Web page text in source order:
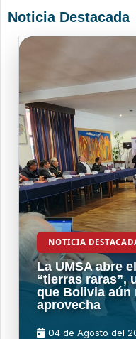
Noticia Destacada
NOTICIA
La UMSA abre
“tierras raras”,
que Bolivia aún
aprovecha
04 de Agosto del